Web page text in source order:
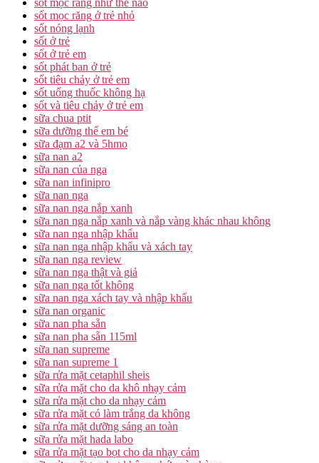
sốt mọc răng ở trẻ nhỏ
sốt nóng lạnh
sốt ở trẻ
sốt ở trẻ em
sốt phát ban ở trẻ
sốt tiêu chảy ở trẻ em
sốt uống thuốc không hạ
sốt và tiêu chảy ở trẻ em
sữa chua ptit
sữa dưỡng thể em bé
sữa đạm a2 và 5hmo
sữa nan a2
sữa nan của nga
sữa nan infinipro
sữa nan nga
sữa nan nga nắp xanh
sữa nan nga nắp xanh và nắp vàng khác nhau không
sữa nan nga nhập khẩu
sữa nan nga nhập khẩu và xách tay
sữa nan nga review
sữa nan nga thật và giả
sữa nan nga tốt không
sữa nan nga xách tay và nhập khẩu
sữa nan organic
sữa nan pha sẵn
sữa nan pha sẵn 115ml
sữa nan supreme
sữa nan supreme 1
sữa rửa mặt cetaphil sheis
sữa rửa mặt cho da khô nhạy cảm
sữa rửa mặt cho da nhạy cảm
sữa rửa mặt có làm trắng da không
sữa rửa mặt dưỡng sáng an toàn
sữa rửa mặt hada labo
sữa rửa mặt tạo bọt cho da nhạy cảm